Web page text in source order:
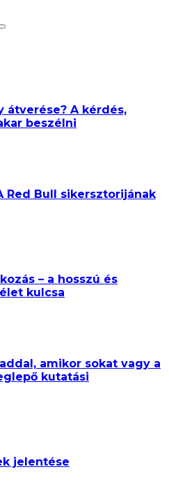
átverése? A kérdés,
beszélni
Red Bull sikersztorijának
– a hosszú és
kulcsa
amikor sokat vagy a
kutatási
jelentése